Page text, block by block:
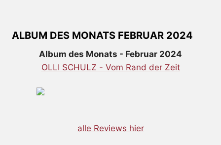
ALBUM DES MONATS FEBRUAR 2024
Album des Monats - Februar 2024
OLLI SCHULZ - Vom Rand der Zeit
alle Reviews hier